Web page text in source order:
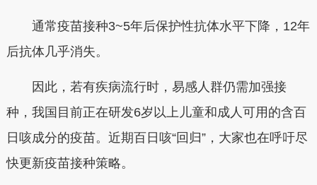
通常疫苗接种3~5年后保护性抗体水平下降，12年
后抗体几乎消失。
因此，若有疾病流行时，易感人群仍需加强接
种，我国目前正在研发6岁以上儿童和成人可用的含百
日咳成分的疫苗。近期百日咳“回归”，大家也在呼吁尽
快更新疫苗接种策略。